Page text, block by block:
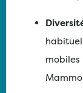
mobiles